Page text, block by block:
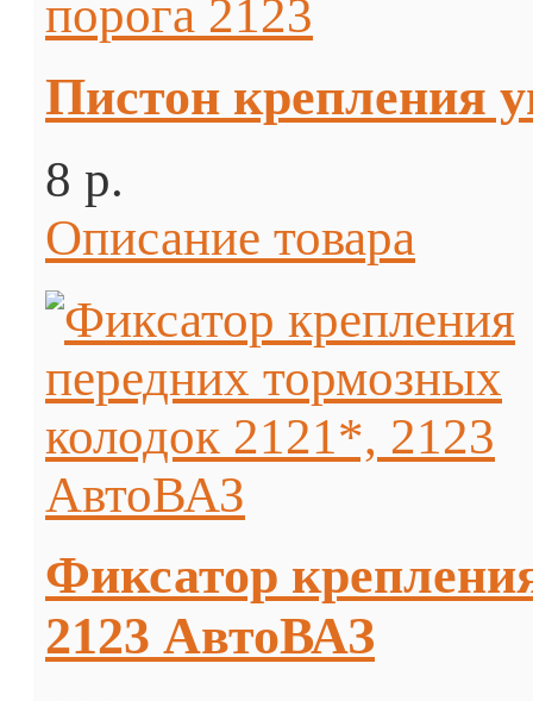
Пистон крепления
8 p.
Описание товара
Фиксатор
2123 АвтоВАЗ